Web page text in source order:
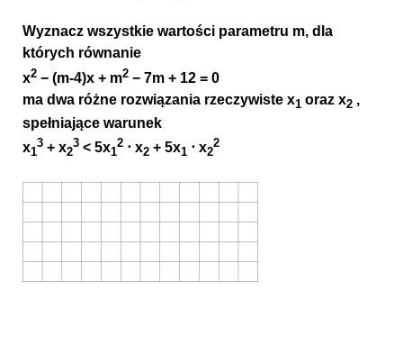
Wyznacz wszystkie wartości parametru m, dla
których równanie
x2 − (m-4)x + m2 − 7m + 12 = 0
ma dwa różne rozwiązania rzeczywiste x1 oraz x2 ,
spełniające warunek
x1
3 + x2
3 < 5x1
2 ⋅ x2 + 5x1 ⋅ x2
2